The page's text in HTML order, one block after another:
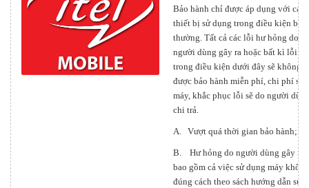
Bảo hành chỉ được áp dụng với các
thiết bị sử dụng trong điều kiện
thường. Tất cả các lỗi hư hỏng do
người dùng gây ra hoặc bất kì lỗi
trong điều kiện dưới đây sẽ không
được bảo hành miễn phí, chi phí sửa
máy, khắc phục lỗi sẽ do người
chi trả.
A. Vượt quá thời gian bảo hành;
B. Hư hỏng do người dùng gây ra,
bao gồm cả việc sử dụng máy không
đúng cách theo sách hướng dẫn sử